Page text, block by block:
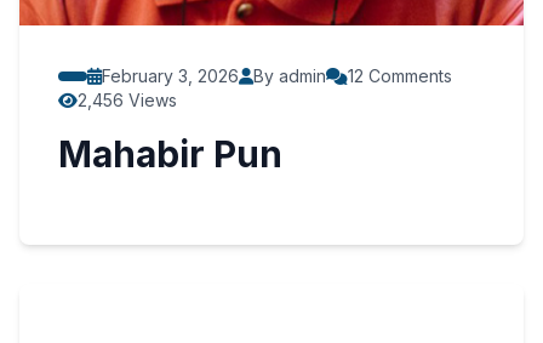
February 3, 2026 By admin
12 Comments
2,456 Views
Mahabir Pun